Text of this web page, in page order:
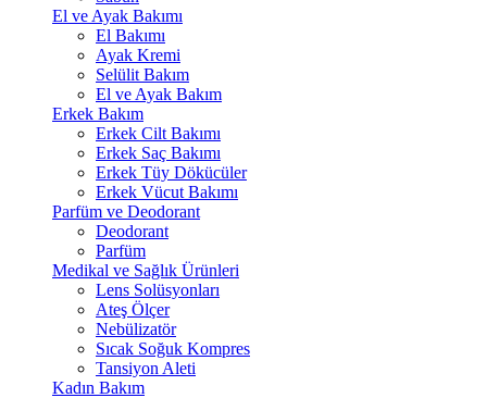
El ve Ayak Bakımı
El Bakımı
Ayak Kremi
Selülit Bakım
El ve Ayak Bakım
Erkek Bakım
Erkek Cilt Bakımı
Erkek Saç Bakımı
Erkek Tüy Dökücüler
Erkek Vücut Bakımı
Parfüm ve Deodorant
Deodorant
Parfüm
Medikal ve Sağlık Ürünleri
Lens Solüsyonları
Ateş Ölçer
Nebülizatör
Sıcak Soğuk Kompres
Tansiyon Aleti
Kadın Bakım